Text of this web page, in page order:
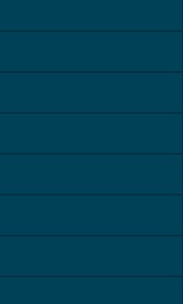
AS
8, 4352 KLEPPE.
rights reserved